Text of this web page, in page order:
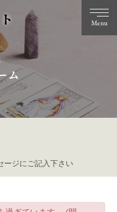
Menu
ム
ージにご記入下さい